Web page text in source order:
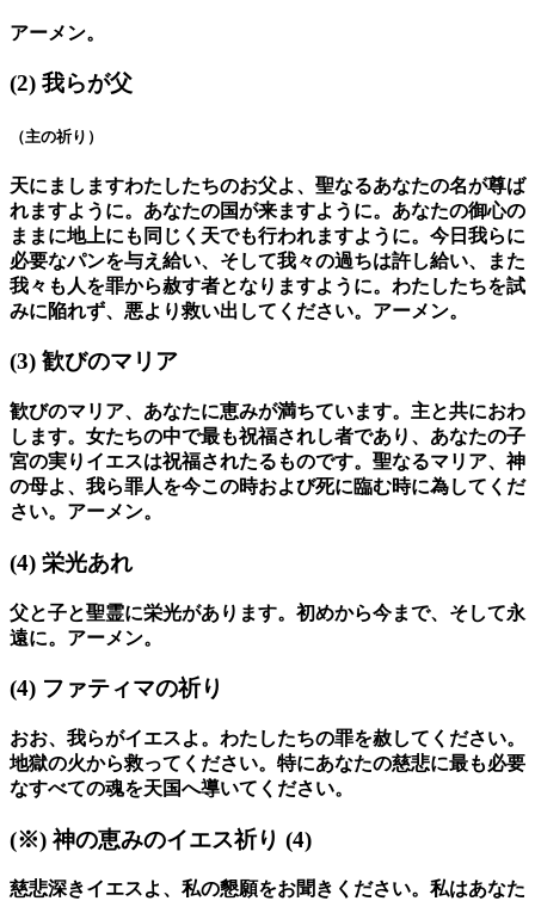
アーメン。
(2) 我らが父
（主の祈り）
天にましますわたしたちのお父よ、聖なるあなたの名が尊ば
れますように。あなたの国が来ますように。あなたの御心の
ままに地上にも同じく天でも行われますように。今日我らに
必要なパンを与え給い、そして我々の過ちは許し給い、また
我々も人を罪から赦す者となりますように。わたしたちを試
みに陥れず、悪より救い出してください。アーメン。
(3) 歓びのマリア
歓びのマリア、あなたに恵みが満ちています。主と共におわ
します。女たちの中で最も祝福されし者であり、あなたの子
宮の実りイエスは祝福されたるものです。聖なるマリア、神
の母よ、我ら罪人を今この時および死に臨む時に為してくだ
さい。アーメン。
(4) 栄光あれ
父と子と聖霊に栄光があります。初めから今まで、そして永
遠に。アーメン。
(4) ファティマの祈り
おお、我らがイエスよ。わたしたちの罪を赦してください。
地獄の火から救ってください。特にあなたの慈悲に最も必要
なすべての魂を天国へ導いてください。
(※)神の恵みのイエス祈り (4)
慈悲深きイエスよ、私の懇願をお聞きください。私はあなた